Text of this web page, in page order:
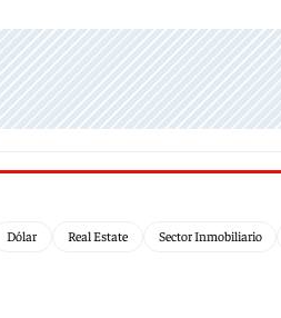
Dólar Real Estate Sector Inmobiliario